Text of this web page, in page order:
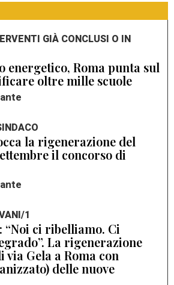
GIÀ CONCLUSI O IN
energetico, Roma punta sul
oltre mille scuole
la rigenerazione del
il concorso di
1
“Noi ci ribelliamo. Ci
La rigenerazione
via Gela a Roma con
delle nuove